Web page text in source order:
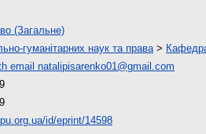
(Загальне)
гуманітарних наук та права>
email natalipisarenko01@gmail.com
id/eprint/14598